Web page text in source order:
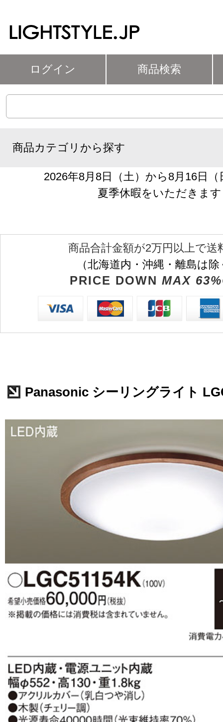
ログイン 商品検索
商品カテゴリから探す
2026年8月8日（土）から8月16日
夏季休暇をいただきます
商品合計金額が2万円以上で送
（北海道内・沖縄・離島は
PRICE DOWN MAX
Panasonic シーリングライト